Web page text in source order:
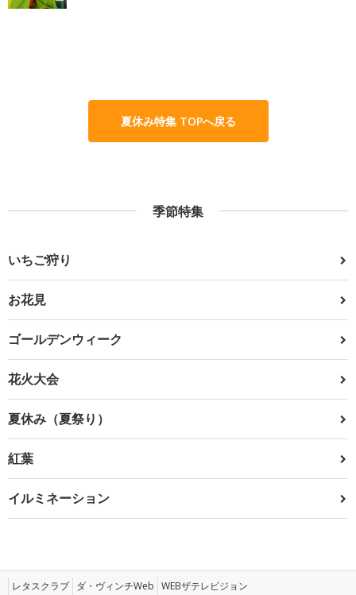
夏休み特集 TOPへ戻る
季節特集
いちご狩り
お花見
ゴールデンウィーク
花火大会
夏休み（夏祭り）
紅葉
イルミネーション
レタスクラブ ダ・ヴィンチWeb WEBザテレビジョン